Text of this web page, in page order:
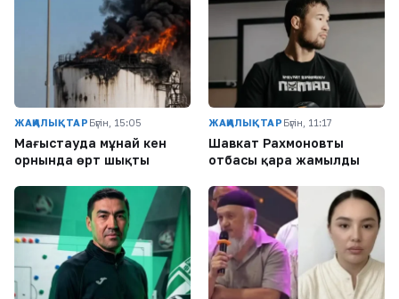
ЖАҢАЛЫҚТАР Бүгін, 15:05
Маңғыстауда мұнай кен
орнында өрт шықты
ЖАҢАЛЫҚТАР Бүгін, 11:17
Шавкат Рахмоновтың
отбасы қара жамылды